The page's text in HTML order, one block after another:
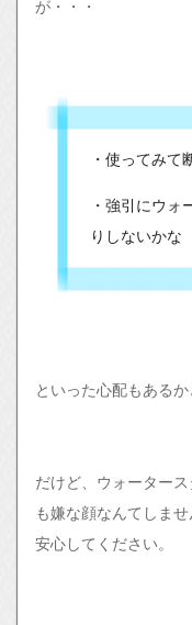
が・・・
・使ってみて
・強引にウォ
りしないかな
といった心配もあるか
だけど、ウォーター
も嫌な顔なんてしま
安心してください。